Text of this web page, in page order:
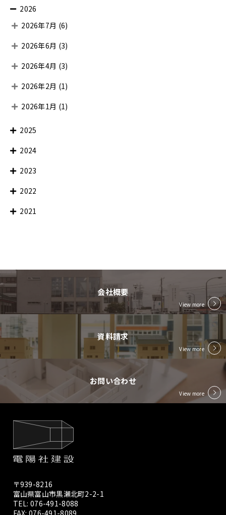
2026
2026年7月 (6)
2026年6月 (3)
2026年4月 (3)
2026年2月 (1)
2026年1月 (1)
2025
2024
2023
2022
2021
会社概要
View more
資料請求
View more
お問い合わせ
View more
〒939-8216
富山県富山市黒瀬北町2-2-1
TEL:076-491-8088
FAX: 076-491-8089